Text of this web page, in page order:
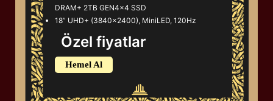
DRAM+ 2TB GEN4x4 SSD
18” UHD+ (3840x2400), MiniLED, 120Hz
Özel fiyatlar
Hemel Al